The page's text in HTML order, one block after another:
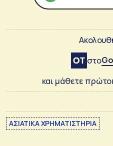
στο
και μάθετε
ΑΣΙΑΤΙΚΑ ΧΡΗΜΑΤΙΣΤΗΡΙΑ